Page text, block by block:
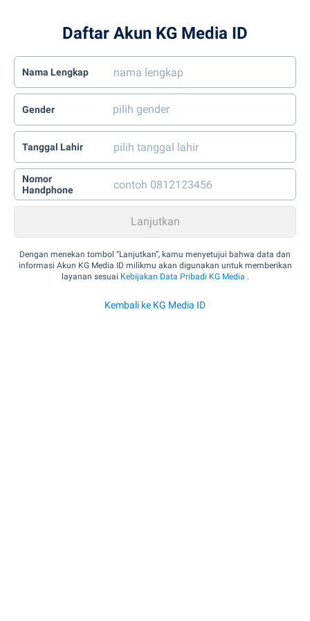
Daftar Akun KG Media ID
Nama Lengkap
Gender
Tanggal Lahir
Nomor
Handphone
Dengan menekan tombol “Lanjutkan”, kamu menyetujui bahwa data dan
informasi Akun KG Media ID milikmu akan digunakan untuk memberikan
layanan sesuai Kebijakan Data Pribadi KG Media .
Kembali ke KG Media ID